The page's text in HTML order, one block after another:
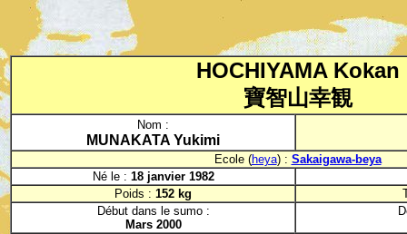
HOCHIYAMA Kokan
寶智山幸観
Nom :
MUNAKATA Yukimi
Ecole (heya) : Sakaigawa-beya
Né le : 18 janvier 1982
Poids : 152 kg
Début dans le sumo :
Mars 2000